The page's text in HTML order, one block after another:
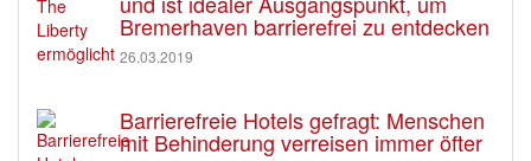
Bremerhaven barrierefrei zu entdecken
26.03.2019
Barrierefreie Hotels gefragt: Menschen
mit Behinderung verreisen immer öfter